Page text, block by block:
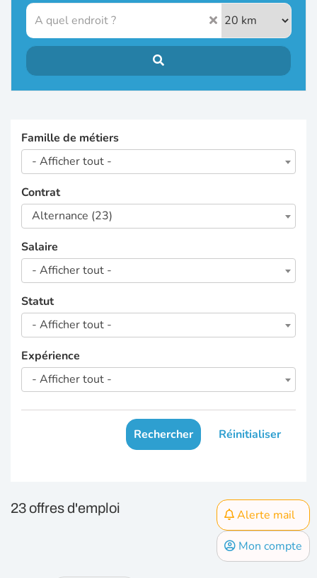
Famille de métiers
- Afficher tout -
Contrat
Alternance (23)
Salaire
- Afficher tout -
Statut
- Afficher tout -
Expérience
- Afficher tout -
Rechercher Réinitialiser
23 offres d'emploi
Alerte mail
Mon compte